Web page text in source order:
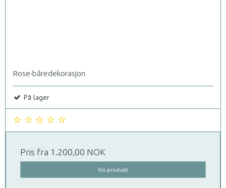
Rose-båredekorasjon
På lager
Pris fra 1.200,00 NOK
Vis produkt